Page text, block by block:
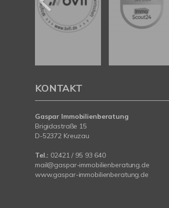
KONTAKT
Gaspar Immobilienberatung
Brigidastraße 15
D-52372 Kreuzau
Tel.: 02421 / 95 93 640
mail@gaspar-immobilienberatung.de
www.gaspar-immobilienberatung.de